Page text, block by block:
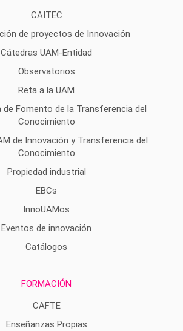
CAITEC
de proyectos de Innovación
Cátedras UAM-Entidad
Observatorios
Reta a la UAM
de Fomento de la Transferencia del
Conocimiento
de Innovación y Transferencia del
Conocimiento
Propiedad industrial
EBCs
InnoUAMos
Eventos de innovación
Catálogos
FORMACIÓN
CAFTE
Enseñanzas Propias